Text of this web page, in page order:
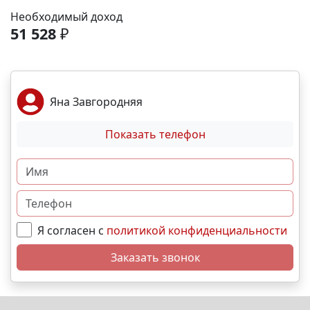
рассрочка от застройщика; Семейная, военная
,базовая,IT- ипотека; Материнский капитал;
Дистанционная покупка. 📞Свяжитесь с нами прямо
вас! N1258
Необходимый доход
51 528 ₽
Яна Завгородняя
Показать телефон
Я согласен с политикой конфиденциальности
Заказать звонок